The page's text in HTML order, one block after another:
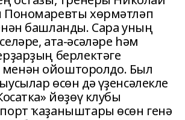
Пономаревты хөрмәтләп
башланды. Сара уның
ата-әсәләре һәм
берлектәге
ойошторолдо. Был
өсөн дә үҙенсәлекле
йөҙөү клубы
ҡаҙаныштары өсөн генә